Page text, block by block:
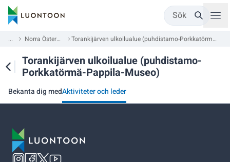
Sök
... Norra Österbotten Torankijärven ulkoilualue (puhdistamo-Porkkatörmä-Pappila-Museo)
Torankijärven ulkoilualue (puhdistamo-
Porkkatörmä-Pappila-Museo)
Bekanta dig medAktiviteter och leder